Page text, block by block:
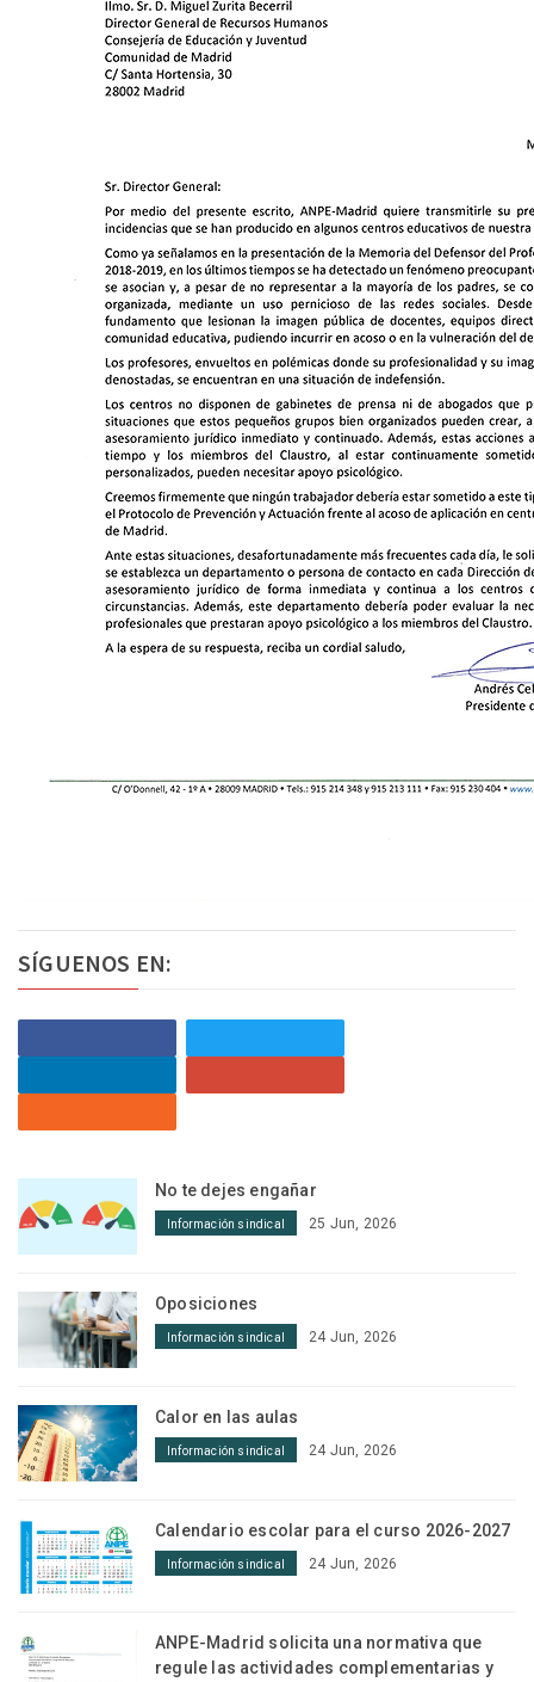
SÍGUENOS EN:
No te dejes engañar
Información sindical 25 Jun, 2026
Oposiciones
Información sindical 24 Jun, 2026
Calor en las aulas
Información sindical 24 Jun, 2026
Calendario escolar para el curso 2026-2027
Información sindical 24 Jun, 2026
ANPE-Madrid solicita una normativa que
regule las actividades complementarias y